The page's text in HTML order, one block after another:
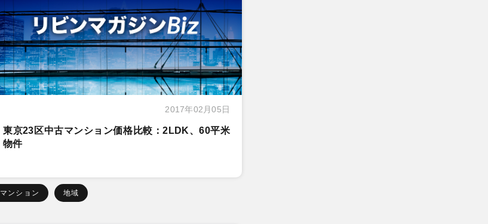
2017年02月05日
東京23区中古マンション価格比較：2LDK、60平米
物件
マンション 地域